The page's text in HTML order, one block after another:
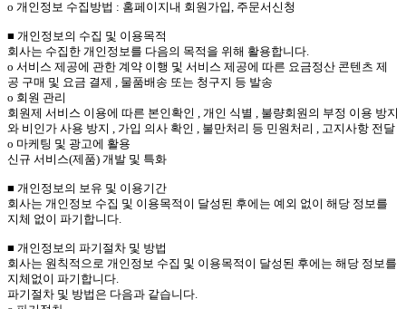
ο 개인정보 수집방법 : 홈페이지내 회원가입, 주문서신청
■ 개인정보의 수집 및 이용목적
회사는 수집한 개인정보를 다음의 목적을 위해 활용합니다.
ο 서비스 제공에 관한 계약 이행 및 서비스 제공에 따른 요금정산 콘텐츠 제
공 구매 및 요금 결제 , 물품배송 또는 청구지 등 발송
ο 회원 관리
회원제 서비스 이용에 따른 본인확인 , 개인 식별 , 불량회원의 부정 이용 방지
와 비인가 사용 방지 , 가입 의사 확인 , 불만처리 등 민원처리 , 고지사항 전달
ο 마케팅 및 광고에 활용
신규 서비스(제품) 개발 및 특화
■ 개인정보의 보유 및 이용기간
회사는 개인정보 수집 및 이용목적이 달성된 후에는 예외 없이 해당 정보를
지체 없이 파기합니다.
■ 개인정보의 파기절차 및 방법
회사는 원칙적으로 개인정보 수집 및 이용목적이 달성된 후에는 해당 정보를
지체없이 파기합니다.
파기절차 및 방법은 다음과 같습니다.